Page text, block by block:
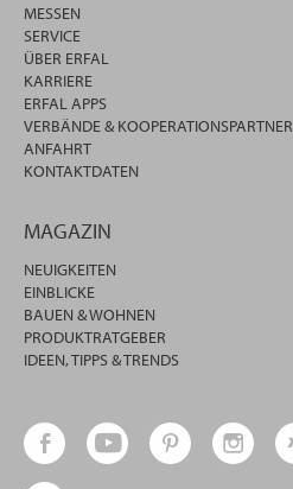
MESSEN
SERVICE
ÜBER ERFAL
KARRIERE
ERFAL APPS
VERBÄNDE & KOOPERATIONSPARTNER
ANFAHRT
KONTAKTDATEN
MAGAZIN
NEUIGKEITEN
EINBLICKE
BAUEN & WOHNEN
PRODUKTRATGEBER
IDEEN, TIPPS & TRENDS